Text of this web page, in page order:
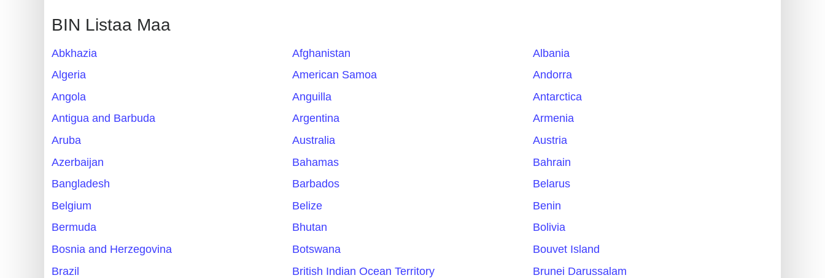
/
BIN Listaa Maa
Abkhazia Afghanistan
Albania
Algeria
American Samoa
Andorra
Angola
Anguilla
Antarctica
Antigua and Barbuda
Argentina
Armenia
Aruba
Australia
Austria
Azerbaijan
Bahamas
Bahrain
Bangladesh
Barbados
Belarus
Belgium
Belize
Benin
Bermuda
Bhutan
Bolivia
Bosnia and Herzegovina
Botswana
Bouvet Island
Brazil
British Indian Ocean Territory
Brunei Darussalam